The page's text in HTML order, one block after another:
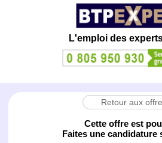
L'emploi des
Retour aux
Cette offre est
Faites une candidature